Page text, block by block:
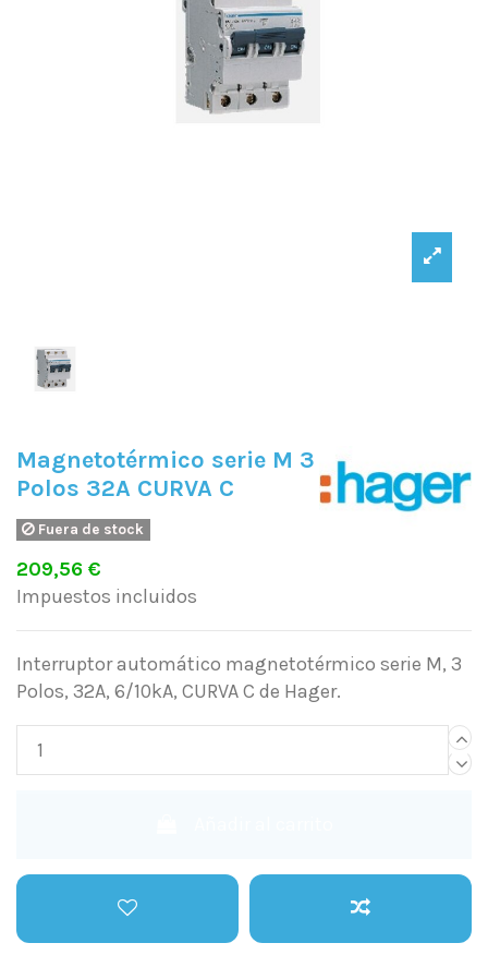
Magnetotérmico serie M 3
Polos 32A CURVA C
Fuera de stock
209,56 €
Impuestos incluidos
Interruptor automático magnetotérmico serie M, 3
Polos, 32A, 6/10kA, CURVA C de Hager.